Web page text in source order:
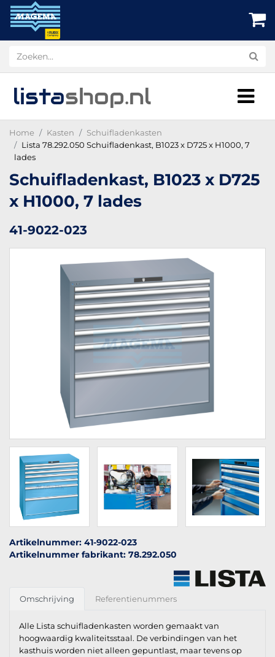
listashop.nl
Home Kasten
Schuifladenkasten
Lista 78.292.050 Schuifladenkast, B1023 x D725 x H1000, 7
lades
Schuifladenkast, B1023 x D725
x H1000, 7 lades
41-9022-023
Artikelnummer: 41-9022-023
Artikelnummer fabrikant: 78.292.050
Omschrijving Referentienummers
Alle Lista schuifladenkasten worden gemaakt van
hoogwaardig kwaliteitsstaal. De verbindingen van het
kasthuis worden niet alleen gepuntlast, maar tevens op